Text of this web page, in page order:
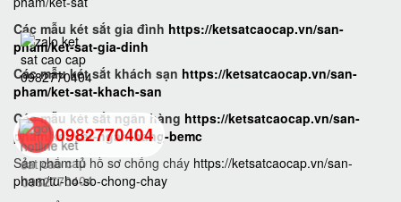
Các mẫu két sắt gia đình https://ketsatcaocap.vn/san-
pham/ket-sat-gia-dinh
Các mẫu két sắt khách sạn https://ketsatcaocap.vn/san-
pham/ket-sat-khach-san
Các mẫu két sắt ngân hàng https://ketsatcaocap.vn/san-
pham/ket-sat-ngan-hang-bemc
Sản phẩm tủ hồ sơ chống cháy https://ketsatcaocap.vn/san-
pham/tu-ho-so-chong-chay
0982770404